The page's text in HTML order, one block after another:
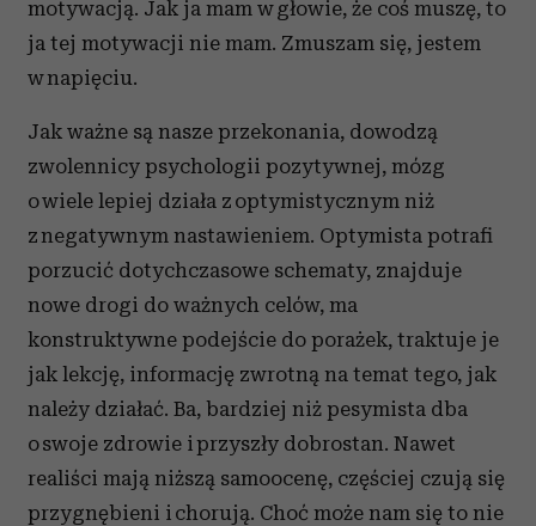
motywacją. Jak ja mam w głowie, że coś muszę, to
ja tej motywacji nie mam. Zmuszam się, jestem
w napięciu.
Jak ważne są nasze przekonania, dowodzą
zwolennicy psychologii pozytywnej, mózg
o wiele lepiej działa z optymistycznym niż
z negatywnym nastawieniem. Optymista potrafi
porzucić dotychczasowe schematy, znajduje
nowe drogi do ważnych celów, ma
konstruktywne podejście do porażek, traktuje je
jak lekcję, informację zwrotną na temat tego, jak
należy działać. Ba, bardziej niż pesymista dba
o swoje zdrowie i przyszły dobrostan. Nawet
realiści mają niższą samoocenę, częściej czują się
przygnębieni i chorują. Choć może nam się to nie